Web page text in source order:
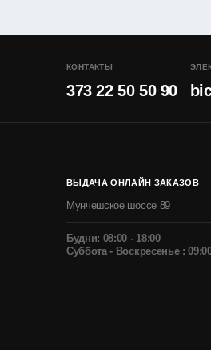
КОНТАКТЫ
373 22 50 50 90
ВЫДАЧА ОНЛАЙН ЗАКАЗОВ
Мунчешское шоссе 89
Будни: 08:00 - 18:00
Суббота - Воскресенье :